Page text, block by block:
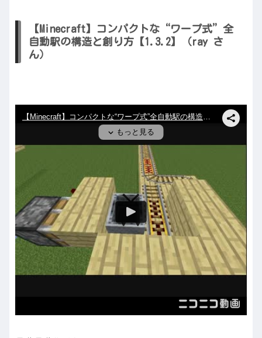
【Minecraft】コンパクトな“ワープ式”全
自動駅の構造と創り方【1.3.2】（ray さ
ん）